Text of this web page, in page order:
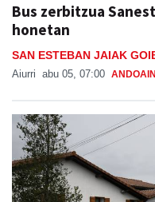
Bus zerbitzua
honetan
SAN ESTEBAN JAIAK
Aiurri abu 05, 07:00 ANDOAIN